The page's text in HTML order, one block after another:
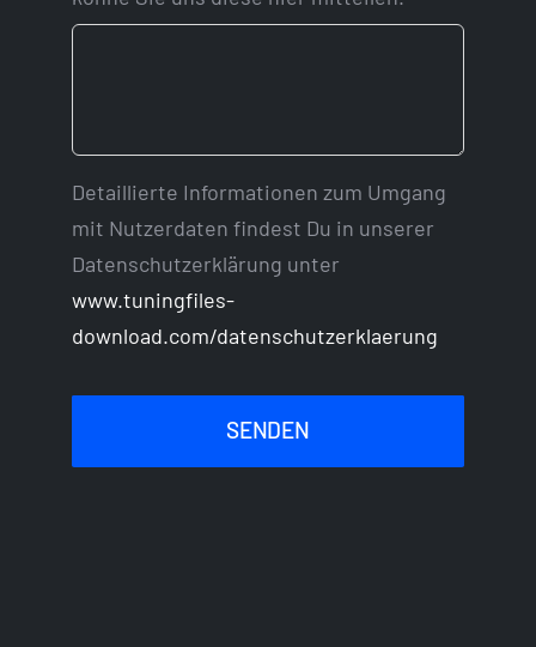
Detaillierte Informationen zum Umgang
mit Nutzerdaten findest Du in unserer
Datenschutzerklärung unter
www.tuningfiles-
download.com/datenschutzerklaerung
SENDEN